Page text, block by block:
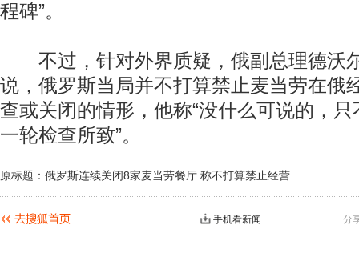
程碑”。
不过，针对外界质疑，俄副总理德沃
说，俄罗斯当局并不打算禁止麦当劳在俄
查或关闭的情形，他称“没什么可说的，
一轮检查所致”。
原标题：俄罗斯连续关闭8家麦当劳餐厅 称不打算禁止经营
分
手机看新闻